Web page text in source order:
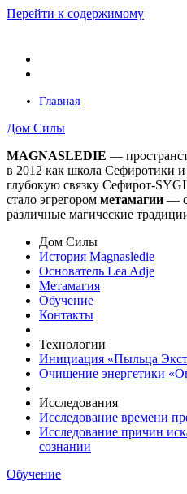
Перейти к содержимому
Главная
Дом Силы
MAGNASLEDIE —
в 2012 как школа Сефиротики и
глубокую связку Сефирот-
стало эгрегором метамагии —
различные магические
Дом Силы
История Magnasledie
Основатель Lea Adje
Метамагия
Обучение
Контакты
Технологии
Инициация «Пыльца
Очищение энергетики
Исследования
Исследование времени
Исследование причин
сознании
Обучение